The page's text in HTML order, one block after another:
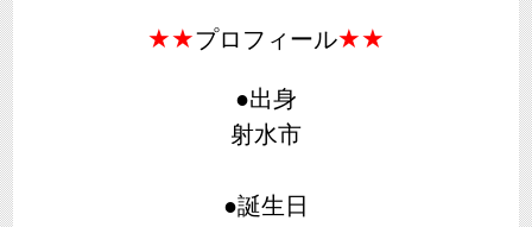
★★プロフィール★★
●出身
射水市
●誕生日